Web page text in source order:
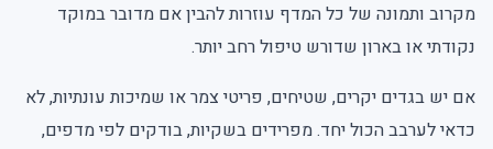
מקרוב ותמונה של כל המדף עוזרות להבין אם מדובר במוקד
נקודתי או בארון שדורש טיפול רחב יותר.
אם יש בגדים יקרים, שטיחים, פריטי צמר או שמיכות עונתיות, לא
כדאי לערבב הכול יחד. מפרידים בשקיות, בודקים לפי מדפים,